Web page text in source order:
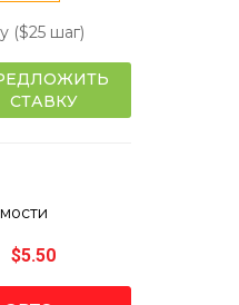
($25 шаг)
СТАВКУ
$5.50